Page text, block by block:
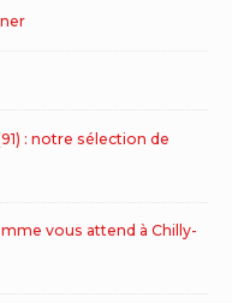
: notre sélection de
vous attend à Chilly-